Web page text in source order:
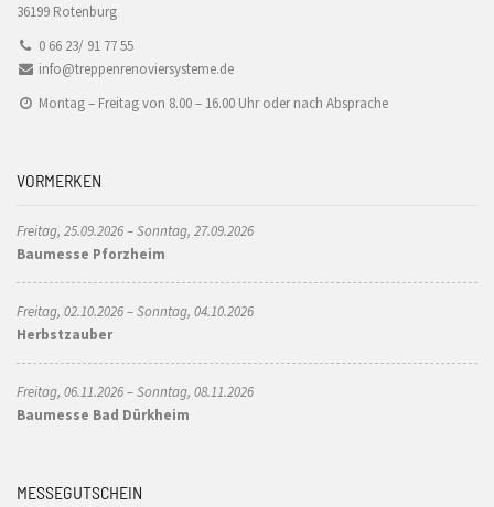
36199 Rotenburg
0 66 23/ 91 77 55
info@treppenrenoviersysteme.de
Montag – Freitag von 8.00 – 16.00 Uhr oder nach Absprache
VORMERKEN
Freitag, 25.09.2026 – Sonntag, 27.09.2026
Baumesse Pforzheim
Freitag, 02.10.2026 – Sonntag, 04.10.2026
Herbstzauber
Freitag, 06.11.2026 – Sonntag, 08.11.2026
Baumesse Bad Dürkheim
MESSEGUTSCHEIN